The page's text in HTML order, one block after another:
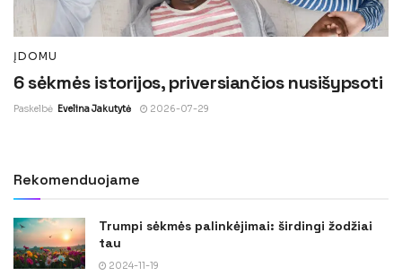
ĮDOMU
6 sėkmės istorijos, priversiančios nusišypsoti
Paskelbė Evelina Jakutytė 2026-07-29
Rekomenduojame
Trumpi sėkmės palinkėjimai: širdingi žodžiai
tau
2024-11-19